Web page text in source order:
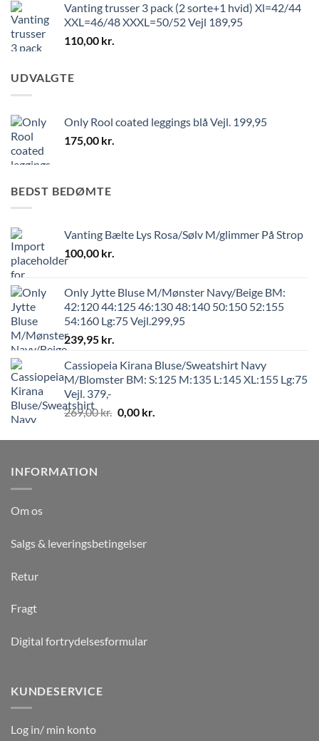
Vanting trusser 3 pack (2 sorte+1 hvid) Xl=42/44
XXL=46/48 XXXL=50/52 Vejl 189,95
110,00 kr.
UDVALGTE
Only Rool coated leggings blå Vejl. 199,95
175,00 kr.
BEDST BEDØMTE
Vanting Bælte Lys Rosa/Sølv M/glimmer På Strop
100,00 kr.
Only Jytte Bluse M/Mønster Navy/Beige BM:
42:120 44:125 46:130 48:140 50:150 52:155
54:160 Lg:75 Vejl.299,95
239,95 kr.
Cassiopeia Kirana Bluse/Sweatshirt Navy
M/Blomster BM: S:125 M:135 L:145 XL:155 Lg:75
Vejl. 379,-
269,00kr. 0,00 kr.
INFORMATION
Om os
Salgs & leveringsbetingelser
Retur
Fragt
Digital fortrydelsesformular
KUNDESERVICE
Log in/ min konto